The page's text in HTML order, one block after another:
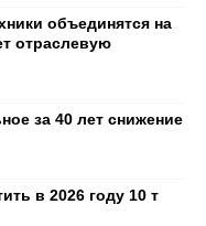
объединятся на
отраслевую
за 40 лет снижение
в 2026 году 10 т